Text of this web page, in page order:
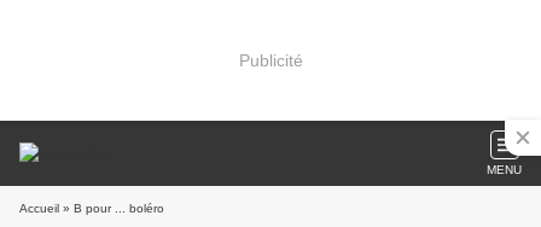
Publicité
MENU
Accueil » B pour ... boléro